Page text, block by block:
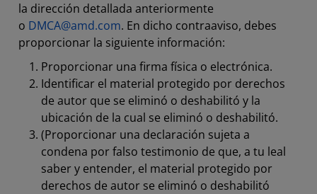
la dirección detallada anteriormente
o DMCA@amd.com. En dicho contraaviso, debes
proporcionar la siguiente información:
Proporcionar una firma física o electrónica.
Identificar el material protegido por derechos
de autor que se eliminó o deshabilitó y la
ubicación de la cual se eliminó o deshabilitó.
(Proporcionar una declaración sujeta a
condena por falso testimonio de que, a tu leal
saber y entender, el material protegido por
derechos de autor se eliminó o deshabilitó